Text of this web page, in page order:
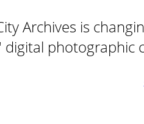
Archives is
digital